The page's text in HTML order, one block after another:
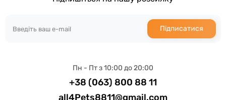
Підписатися
Пн - Пт з 10:00 до 20:00
+38 (063) 800 88 11
all4Pets8811@gmail.com